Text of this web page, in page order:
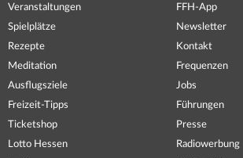
Veranstaltungen
Spielplätze
Rezepte
Meditation
Ausflugsziele
Freizeit-Tipps
Ticketshop
Lotto Hessen
FFH-App
Newsletter
Kontakt
Frequenzen
Jobs
Führungen
Presse
Radiowerbung